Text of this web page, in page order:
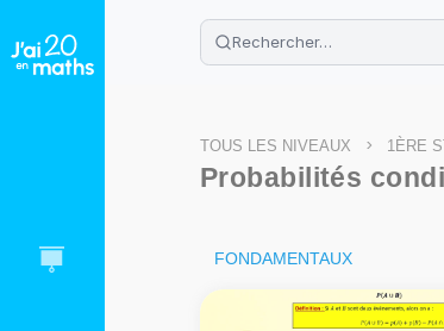
🌴Cahier de vacances
Télécharge ton PDF
TOUS LES NIVEAUX > 1ÈRE
Probabilités
FONDAMENTAUX